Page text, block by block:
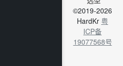
©2019-2026
HardKr 粤
ICP备
19077568号